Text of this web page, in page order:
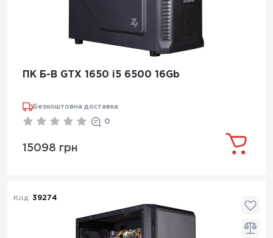
ПК Б-В GTX 1650 i5 6500 16Gb
Безкоштовна доставка
0
15098 грн
Код: 39274